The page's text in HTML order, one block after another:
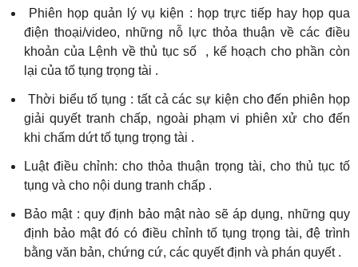
Phiên họp quản lý vụ kiện : họp trực tiếp hay họp qua
điện thoại/video, những nỗ lực thỏa thuận về các điều
khoản của Lệnh về thủ tục số , kế hoạch cho phần còn
lại của tố tụng trọng tài .
Thời biểu tố tụng : tất cả các sự kiện cho đến phiên họp
giải quyết tranh chấp, ngoài phạm vi phiên xử cho đến
khi chấm dứt tố tụng trọng tài .
Luật điều chỉnh: cho thỏa thuận trọng tài, cho thủ tục tố
tụng và cho nội dung tranh chấp .
Bảo mật : quy định bảo mật nào sẽ áp dụng, những quy
định bảo mật đó có điều chỉnh tố tụng trọng tài, đệ trình
bằng văn bản, chứng cứ, các quyết định và phán quyết .